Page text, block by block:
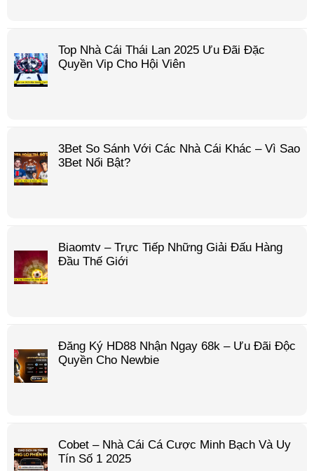
Top Nhà Cái Thái Lan 2025 Ưu Đãi Đặc
Quyền Vip Cho Hội Viên
3Bet So Sánh Với Các Nhà Cái Khác – Vì Sao
3Bet Nổi Bật?
Biaomtv – Trực Tiếp Những Giải Đấu Hàng
Đầu Thế Giới
Đăng Ký HD88 Nhận Ngay 68k – Ưu Đãi Độc
Quyền Cho Newbie
Cobet – Nhà Cái Cá Cược Minh Bạch Và Uy
Tín Số 1 2025